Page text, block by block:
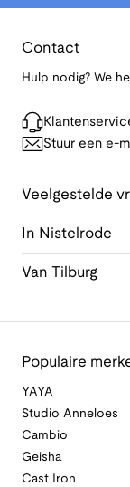
Contact
Hulp nodig? We
Stuur een e-
Veelgestelde
In Nistelrode
Van Tilburg
Populaire
YAYA
Studio Anneloes
Cambio
Geisha
Cast Iron